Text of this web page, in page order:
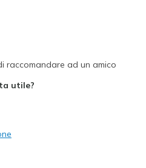
raccomandare ad un amico
utile?